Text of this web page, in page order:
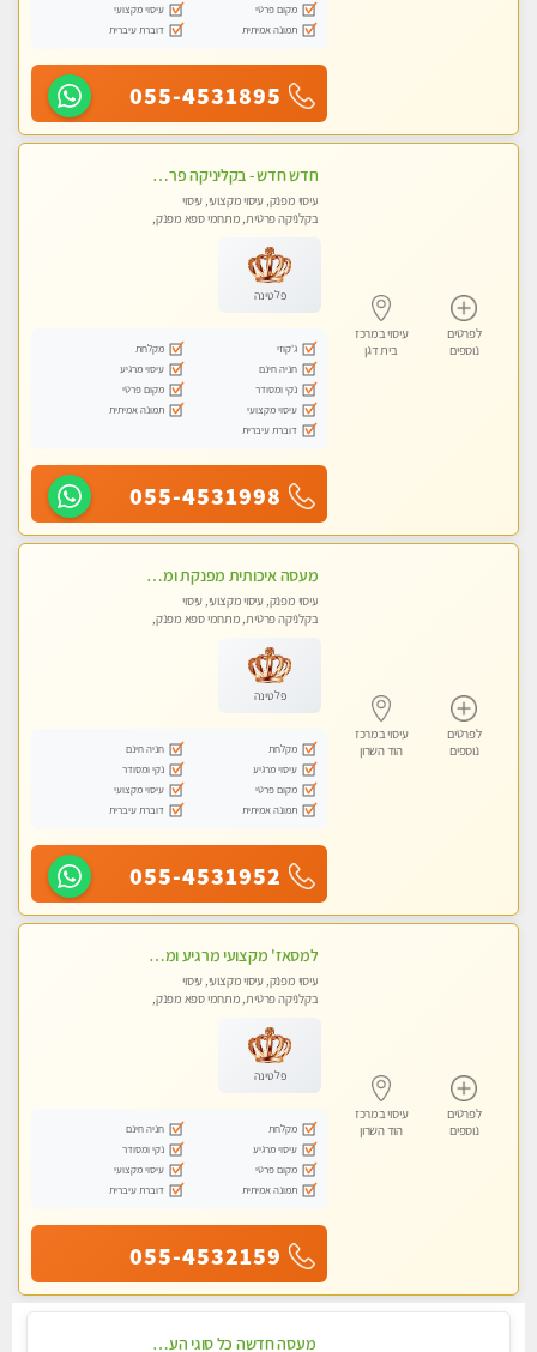
מקום פרטי
עיסוי מקצועי
תמונה אמיתית
דוברת עיברית
055-4531895
לפרטים
נוספים
עיסוי במרכז
בית דגן
חדש חדש - בקליניקה פרטית בבת ים עיסוי לחידוש אנרגיות עיסוי מקצועי מומלץ מאוד ללא מין !!
עיסוי מפנק, עיסוי מקצועי, עיסוי
בקלניקה פרטית, מתחמי ספא מפנק,
פלטינה
ג'קוזי
מקלחת
חניה חינם
עיסוי מרגיע
נקי ומסודר
מקום פרטי
עיסוי מקצועי
תמונה אמיתית
דוברת עיברית
055-4531998
לפרטים
נוספים
עיסוי במרכז
הוד השרון
מעסה איכותית מפנקת ומקצועית
עיסוי מפנק, עיסוי מקצועי, עיסוי
בקלניקה פרטית, מתחמי ספא מפנק,
פלטינה
מקלחת
חניה חינם
עיסוי מרגיע
נקי ומסודר
מקום פרטי
עיסוי מקצועי
תמונה אמיתית
דוברת עיברית
055-4531952
לפרטים
נוספים
עיסוי במרכז
הוד השרון
למסאז' מקצועי מרגיע ומשחרר את כל הגוף! בקליניקה פרטית -מומלץ מאוד -ללא מין!
עיסוי מפנק, עיסוי מקצועי, עיסוי
בקלניקה פרטית, מתחמי ספא מפנק,
פלטינה
מקלחת
חניה חינם
עיסוי מרגיע
נקי ומסודר
מקום פרטי
עיסוי מקצועי
תמונה אמיתית
דוברת עיברית
055-4532159
מעסה חדשה כל סוגי העיסויים מעסה מקצועית ואיכותית פרטי!!!מומלץ לחלוטין!!